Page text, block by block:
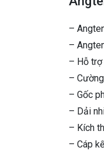
–
–
– Hỗ trợ
–
– Gốc
– Dải
– Kích
– Cáp